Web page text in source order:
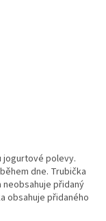
jogurtové polevy.
dne. Trubička
neobsahuje přidaný
obsahuje přidaného